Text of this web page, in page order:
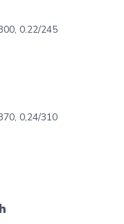
0.22/245
0,24/310